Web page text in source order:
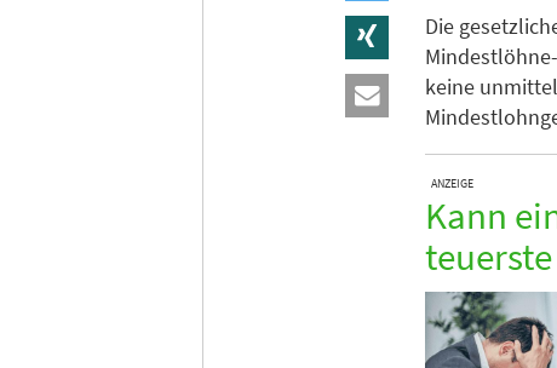
Die
keine
ANZEIGE
Kann